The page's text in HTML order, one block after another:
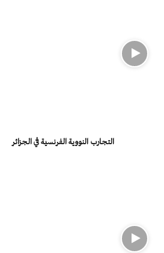
التجارب النووية الفرنسية في الجزائر